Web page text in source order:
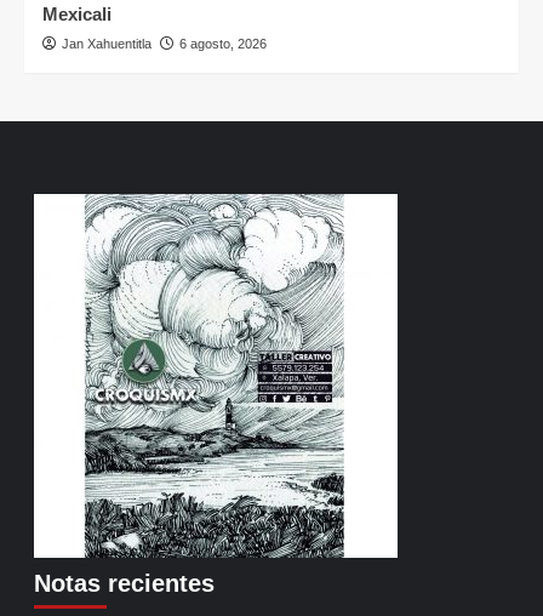
Mexicali
Jan Xahuentitla 6 agosto, 2026
Notas recientes